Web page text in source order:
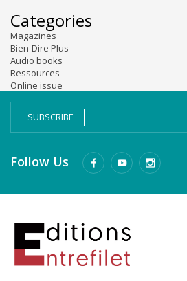
Categories
Magazines
Bien-Dire Plus
Audio books
Ressources
Online issue
SUBSCRIBE
Follow Us